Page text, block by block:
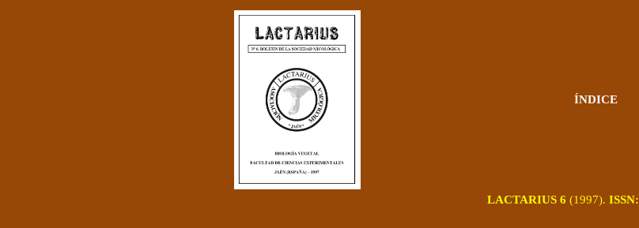
ÍNDICE
LACTARIUS 6 (1997). ISSN: